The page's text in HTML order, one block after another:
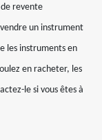
revente
un instrument
les instruments en
en racheter, les
le si vous êtes à